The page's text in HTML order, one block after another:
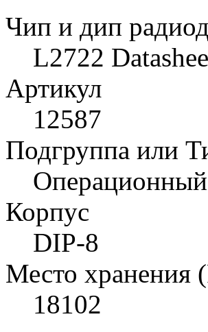
Чип и дип
L2722
Артикул
12587
Подгруппа или
Операционный
Корпус
DIP-8
Место хранения
18102